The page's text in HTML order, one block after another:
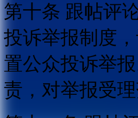
第十条 跟帖评
投诉举报制度
置公众投诉举
责，对举报受